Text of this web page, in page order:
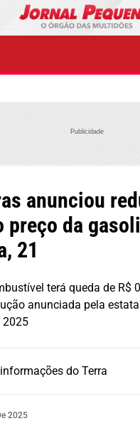
Publicidade
anunciou
preço da
21
terá queda de R$
anunciada pela
2025
do Terra
2025